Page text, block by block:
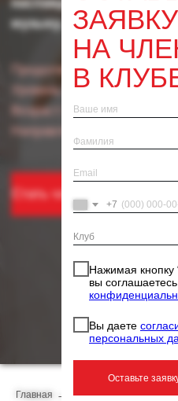
+7
Нажимая кнопку
вы
Вы даете
персональных
Оставьте
ЗАЯВКУ
НА
В
Стать членом клуба
Главная → Фитнес-программы →